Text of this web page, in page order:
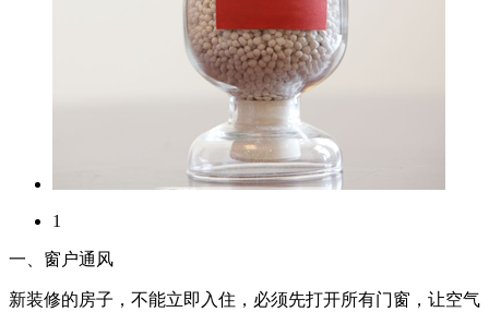
1
一、窗户通风
新装修的房子，不能立即入住，必须先打开所有门窗，让空气